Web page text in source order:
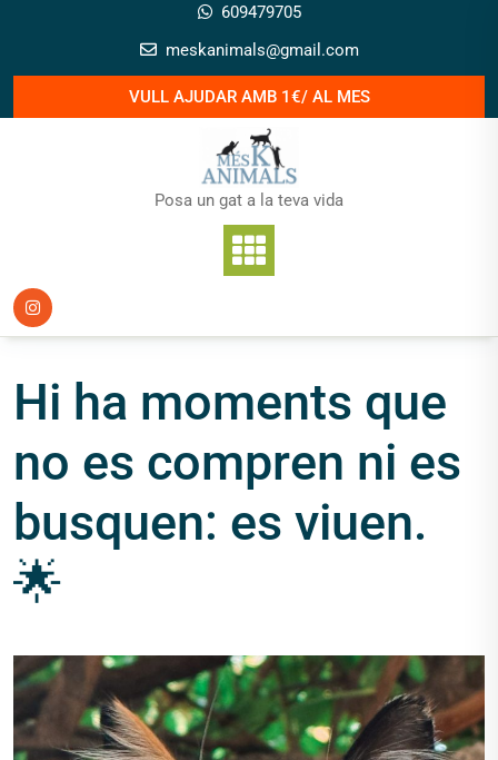
609479705
meskanimals@gmail.com
VULL AJUDAR AMB 1€/ AL MES
Posa un gat a la teva vida
Hi ha moments que
no es compren ni es
busquen: es viuen.
🌟